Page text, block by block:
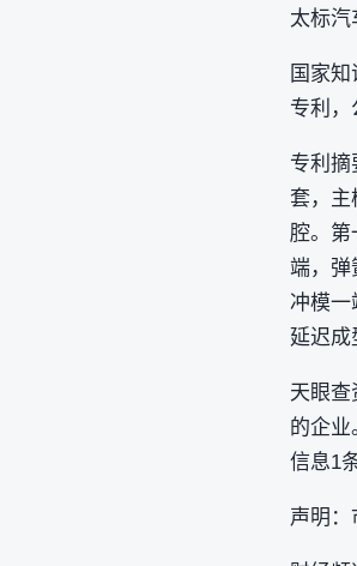
太标汽
国家
专利，
专利摘
套，主
腔。第
端，弹
冲模一
延迟成
天眼查
的企业
信息1
声明：